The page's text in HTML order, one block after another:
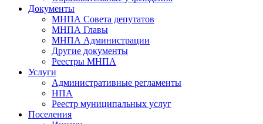
Документы
МНПА Совета депутатов
МНПА Главы
МНПА Администрации
Другие документы
Реестры МНПА
Услуги
Административные регламенты
НПА
Реестр муниципальных услуг
Поселения